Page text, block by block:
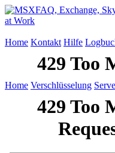
Home Kontakt Hilfe
Home Verschlüsselung